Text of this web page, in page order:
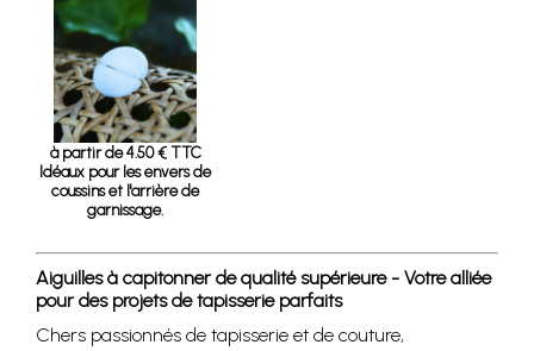
à partir de 4.50 € TTC
Idéaux pour les envers de
coussins et l'arrière de
garnissage.
Aiguilles à capitonner de qualité supérieure - Votre alliée
pour des projets de tapisserie parfaits
Chers passionnés de tapisserie et de couture,